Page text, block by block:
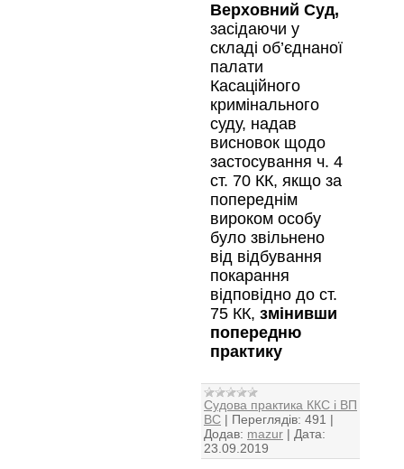
Верховний Суд,
засідаючи у
складі об’єднаної
палати
Касаційного
кримінального
суду, надав
висновок щодо
застосування ч. 4
ст. 70 КК, якщо за
попереднім
вироком особу
було звільнено
від відбування
покарання
відповідно до ст.
75 КК, змінивши
попередню
практику
Судова практика ККС і ВП
ВС | Переглядів: 491 |
Додав: mazur | Дата:
23.09.2019